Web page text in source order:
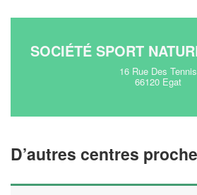
SOCIÉTÉ SPORT
16 Rue Des Tennis
66120 Egat
D’autres centres